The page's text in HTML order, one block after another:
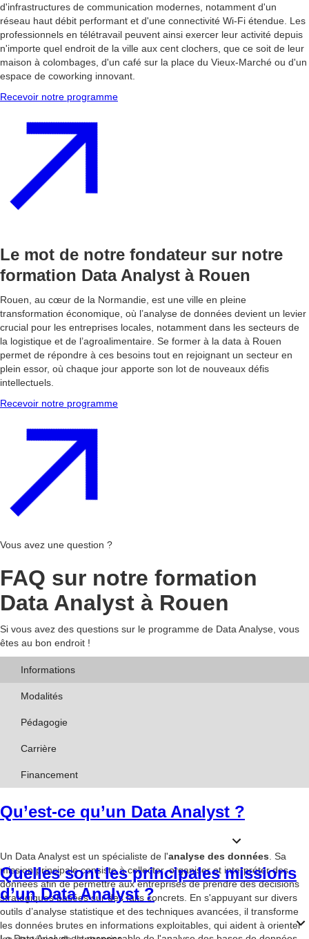
d'infrastructures de communication modernes, notamment d'un
réseau haut débit performant et d'une connectivité Wi-Fi étendue. Les
professionnels en télétravail peuvent ainsi exercer leur activité depuis
n'importe quel endroit de la ville aux cent clochers, que ce soit de leur
maison à colombages, d'un café sur la place du Vieux-Marché ou d'un
espace de coworking innovant.
Recevoir notre programme
Le mot de notre fondateur sur notre
formation Data Analyst à Rouen
Rouen, au cœur de la Normandie, est une ville en pleine
transformation économique, où l’analyse de données devient un levier
crucial pour les entreprises locales, notamment dans les secteurs de
la logistique et de l’agroalimentaire. Se former à la data à Rouen
permet de répondre à ces besoins tout en rejoignant un secteur en
plein essor, où chaque jour apporte son lot de nouveaux défis
intellectuels.
Recevoir notre programme
Vous avez une question ?
FAQ sur notre formation
Data Analyst à Rouen
Si vous avez des questions sur le programme de Data Analyse, vous
êtes au bon endroit !
Informations
Modalités
Pédagogie
Carrière
Financement
Qu’est-ce qu’un Data Analyst ?
Un Data Analyst est un spécialiste de l'analyse des données . Sa
mission principale consiste à collecter, organiser et interpréter des
données afin de permettre aux entreprises de prendre des décisions
stratégiques basées sur des faits concrets. En s'appuyant sur divers
outils d’analyse statistique et des techniques avancées, il transforme
les données brutes en informations exploitables, qui aident à orienter
Quelles sont les principales missions
d’un Data Analyst ?